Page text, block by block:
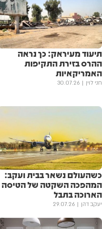
תיעוד מעיראק: כך נראה
ההרס בזירת התקיפות
האמריקאיות
חני לוין 30.07.26
כשהעולם נשאר בבית ועקב:
המהפכה השקטה של הטיסה
הארוכה בתבל
יעקב דהן 29.07.26